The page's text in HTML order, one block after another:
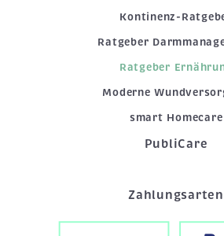
Kontinenz-
Ratgeber
Ratgeber
Moderne
smart Homecare
PubliCare
Zahlungsarten